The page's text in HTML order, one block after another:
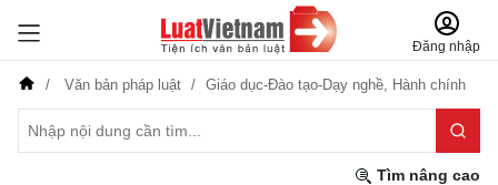
Đăng nhập
Văn bản pháp luật Giáo dục-Đào tạo-Dạy nghề, Hành chính
Tìm nâng cao